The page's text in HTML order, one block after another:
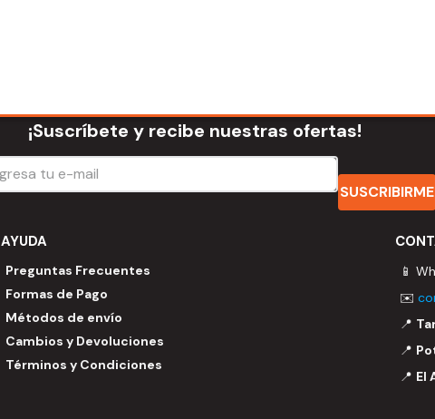
¡Suscríbete y recibe nuestras ofertas!
SUSCRIBIRME
AYUDA
Preguntas Frecuentes
Formas de Pago
Métodos de envío
Cambios y Devoluciones
Términos y Condiciones
📱
✉️
📍
📍
📍 El